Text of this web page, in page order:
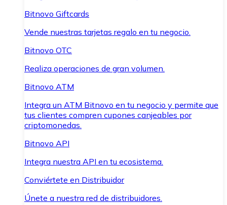
Bitnovo Giftcards
Vende nuestras tarjetas regalo en tu negocio.
Bitnovo OTC
Realiza operaciones de gran volumen.
Bitnovo ATM
Integra un ATM Bitnovo en tu negocio y permite que
tus clientes compren cupones canjeables por
criptomonedas.
Bitnovo API
Integra nuestra API en tu ecosistema.
Conviértete en Distribuidor
Únete a nuestra red de distribuidores.